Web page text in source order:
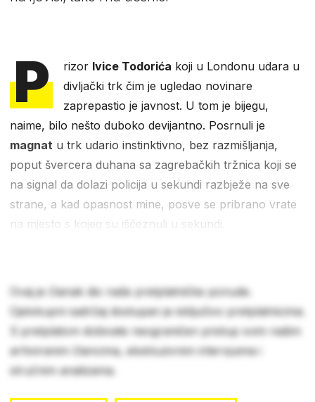
P rizor Ivice Todorića koji u Londonu udara u
divljački trk čim je ugledao novinare
zaprepastio je javnost. U tom je bijegu,
naime, bilo nešto duboko devijantno. Posrnuli je
magnat u trk udario instinktivno, bez razmišljanja,
poput švercera duhana sa zagrebačkih tržnica koji se
na signal da dolazi policija u sekundi razbježe na sve
strane, a kad opasnost mine, posve se pribrano vrate
na mjesto s kojeg su iščeznuli u sekundi.
Ovaj je članak dio naše pretplatničke ponude.
Cjelokupni sadržaj dostupan je isključivo pretplatnicima.
S pretplatom dobivate neograničen pristup svim našim
arhiviranim člancima, ekskluzivnim intervjuima i
stručnim analizama.